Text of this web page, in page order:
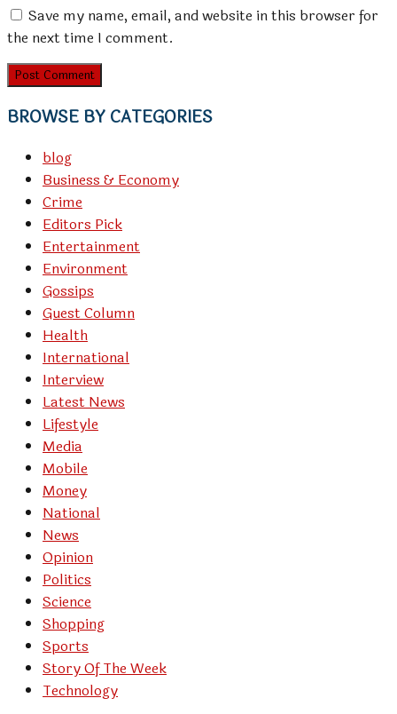
Save my name, email, and website in this browser for
the next time I comment.
BROWSE BY CATEGORIES
blog
Business & Economy
Crime
Editors Pick
Entertainment
Environment
Gossips
Guest Column
Health
International
Interview
Latest News
Lifestyle
Media
Mobile
Money
National
News
Opinion
Politics
Science
Shopping
Sports
Story Of The Week
Technology